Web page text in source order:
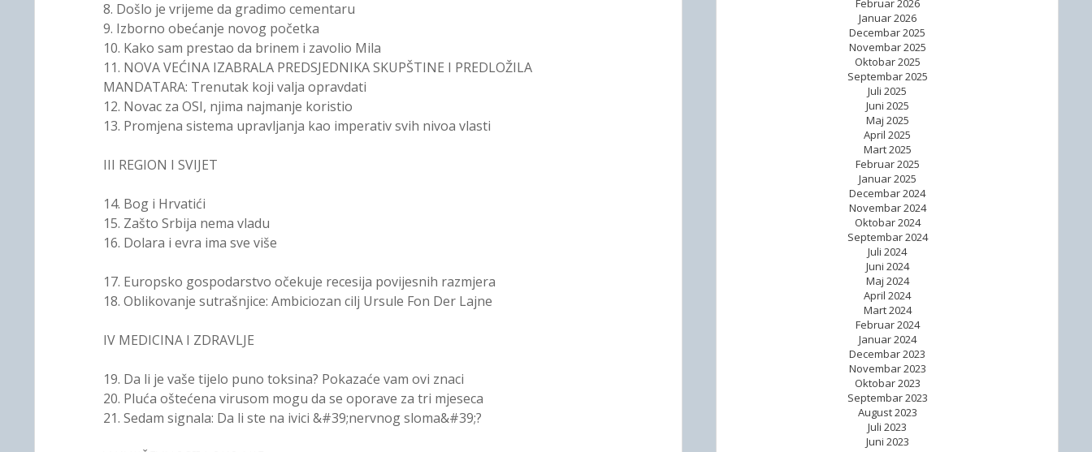
8. Došlo je vrijeme da gradimo cementaru
9. Izborno obećanje novog početka
10. Kako sam prestao da brinem i zavolio Mila
11. NOVA VEĆINA IZABRALA PREDSJEDNIKA SKUPŠTINE I PREDLOŽILA
MANDATARA: Trenutak koji valja opravdati
12. Novac za OSI, njima najmanje koristio
13. Promjena sistema upravljanja kao imperativ svih nivoa vlasti
III REGION I SVIJET
14. Bog i Hrvatići
15. Zašto Srbija nema vladu
16. Dolara i evra ima sve više
17. Europsko gospodarstvo očekuje recesija povijesnih razmjera
18. Oblikovanje sutrašnjice: Ambiciozan cilj Ursule Fon Der Lajne
IV MEDICINA I ZDRAVLJE
19. Da li je vaše tijelo puno toksina? Pokazaće vam ovi znaci
20. Pluća oštećena virusom mogu da se oporave za tri mjeseca
21. Sedam signala: Da li ste na ivici &#39;nervnog sloma&#39;?
Februar 2026
Januar 2026
Decembar 2025
Novembar 2025
Oktobar 2025
Septembar 2025
Juli 2025
Juni 2025
Maj 2025
April 2025
Mart 2025
Februar 2025
Januar 2025
Decembar 2024
Novembar 2024
Oktobar 2024
Septembar 2024
Juli 2024
Juni 2024
Maj 2024
April 2024
Mart 2024
Februar 2024
Januar 2024
Decembar 2023
Novembar 2023
Oktobar 2023
Septembar 2023
August 2023
Juli 2023
Juni 2023